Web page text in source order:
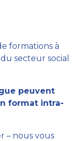
formations à
secteur social
peuvent
format intra-
– nous vous